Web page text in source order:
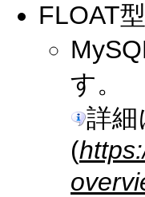
FLOAT
す。
詳
(